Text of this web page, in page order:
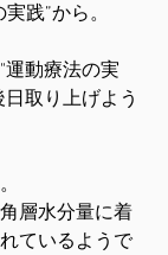
践”から。
動療法の実
取り上げよう
層水分量に着
ているようで